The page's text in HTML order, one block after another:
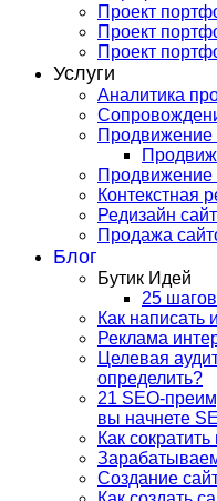
Проект
Проект
Проект
Услуги
Аналитика
Продвижение
Продвижение
Контекстная
Редизайн
Продажа
Блог
Бутик Идей
25
Как написать
Реклама
Целевая
определить?
21 SEO-
вы начнете
Как
Создание